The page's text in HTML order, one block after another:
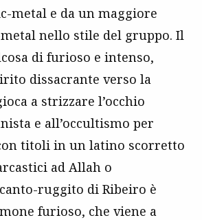
metal e da un maggiore
nello stile del gruppo. Il
di furioso e intenso,
dissacrante verso la
a strizzare l’occhio
e all’occultismo per
titoli in un latino scorretto
ad Allah o
ruggito di Ribeiro è
furioso, che viene a